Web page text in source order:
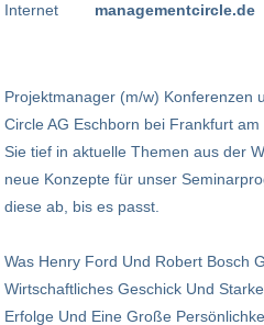
Internet managementcircle.de
Projektmanager (m/w) Konferenzen
Circle AG Eschborn bei Frankfurt
Sie tief in aktuelle Themen aus der
neue Konzepte für unser
diese ab, bis es passt.
Was Henry Ford Und Robert Bosch
Wirtschaftliches Geschick Und
Erfolge Und Eine Große